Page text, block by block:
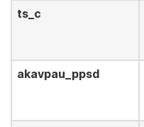
ts_c
akavpau_ppsd